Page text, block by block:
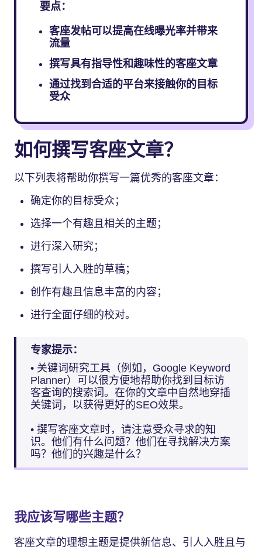
要点：
客座发帖可以提高在线曝光率并带来
流量
撰写具有指导性和趣味性的客座文章
通过找到合适的平台来接触你的目标
受众
如何撰写客座文章？
以下列表将帮助你撰写一篇优秀的客座文章：
确定你的目标受众；
选择一个有趣且相关的主题；
进行深入研究；
撰写引人入胜的草稿；
创作有趣且信息丰富的内容；
进行全面仔细的校对。
专家提示：
• 关键词研究工具（例如，Google Keyword
Planner）可以很方便地帮助你找到目标访
客查询的搜索词。在你的文章中自然地穿插
关键词，以获得更好的SEO效果。
• 撰写客座文章时，请注意受众寻求的知
识。他们有什么问题？他们在寻找解决方案
吗？他们的兴趣是什么？
我应该写哪些主题？
客座文章的理想主题是提供新信息、引人入胜且与